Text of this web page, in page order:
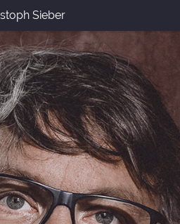
Sieber